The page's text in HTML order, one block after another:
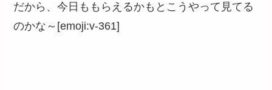
だから、今日ももらえるかもとこうやって見てる
のかな～[emoji:v-361]